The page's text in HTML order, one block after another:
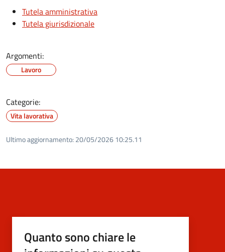
Tutela amministrativa
Tutela giurisdizionale
Argomenti:
Lavoro
Categorie:
Vita lavorativa
Ultimo aggiornamento: 20/05/2026 10:25.11
Quanto sono chiare le